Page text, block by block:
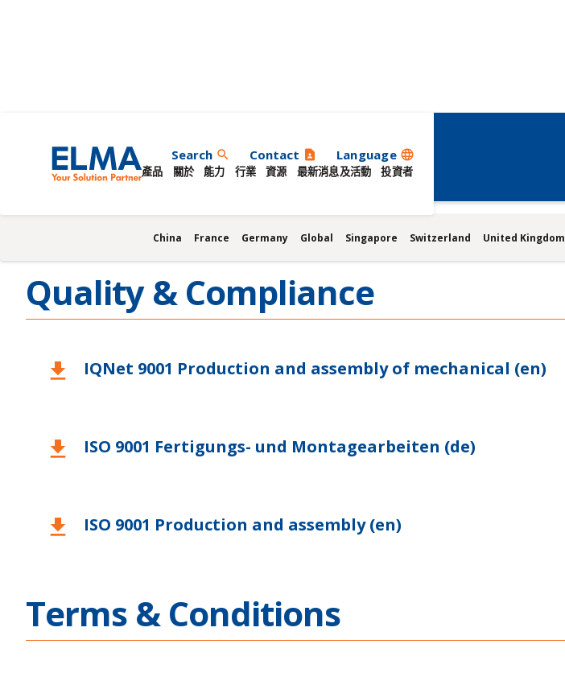
Search search Contact contact_page Language language
產品
關於 能力 行業 資源 最新消息及活動 投資者
Romania
China France Germany Global Singapore Switzerland United Kingdom
Quality & Compliance
download IQNet 9001 Production and assembly of mechanical (en)
download ISO 9001 Fertigungs- und Montagearbeiten (de)
download ISO 9001 Production and assembly (en)
Terms & Conditions